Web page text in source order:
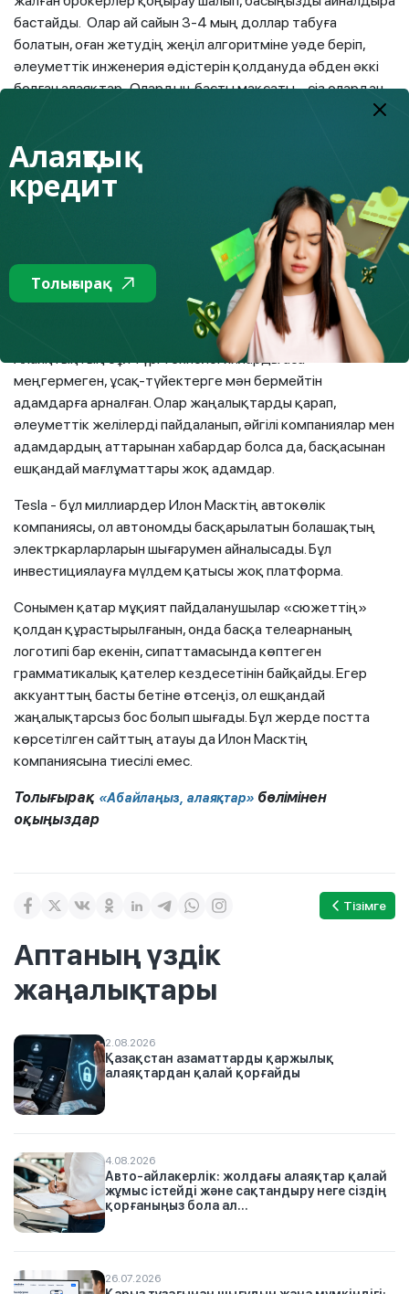
бастайды. Олар ай сайын 3-4 мың доллар табуға
болатын, оған жетудің жеңіл алгоритміне уәде беріп,
әлеуметтік инженерия әдістерін қолдануда әбден әккі
болған алаяқтар. Олардың басты мақсаты – cіз олардан
өсіп жатқаны көрсетілген жалған суреттер жіберіледі.
Егер сіз ақшаңызды шығарып алғыңыз келсе, онда
алаяқтарға алдын ала келісілген пайызды аударуыңыз
керек. Нәтижесінде бұдан да көп шығынға батасыз,
себебі сізге ақшаны, яғни уәде болған күнделікті табысты
да, бастапқы салынған инвестицияны да, қаржыны
шығарып алу пайызын да ешкім қайтармайды.
Алдағанды қалай білуге болады?
Алаяқтықтың бұл түрі технологияларды аса
меңгермеген, ұсақ-түйектерге мән бермейтін
адамдарға арналған. Олар жаңалықтарды қарап,
әлеуметтік желілерді пайдаланып, әйгілі компаниялар мен
адамдардың аттарынан хабардар болса да, басқасынан
ешқандай мағлұматтары жоқ адамдар.
Tesla - бұл миллиардер Илон Масктің автокөлік
компаниясы, ол автономды басқарылатын болашақтың
электркарларларын шығарумен айналысады. Бұл
инвестициялауға мүлдем қатысы жоқ платформа.
Сонымен қатар мұқият пайдаланушылар «сюжеттің»
қолдан құрастырылғанын, онда басқа телеарнаның
логотипі бар екенін, сипаттамасында көптеген
грамматикалық қателер кездесетінін байқайды. Егер
аккуанттың басты бетіне өтсеңіз, ол ешқандай
жаңалықтарсыз бос болып шығады. Бұл жерде постта
көрсетілген сайттың атауы да Илон Масктің
компаниясына тиесілі емес.
Толығырақ «Абайлаңыз, алаяқтар» бөлімінен
оқыңыздар
Тізімге
Аптаның үздік
жаңалықтары
2.08.2026
Қазақстан азаматтарды қаржылық
алаяқтардан қалай қорғайды
4.08.2026
Авто-айлакерлік: жолдағы алаяқтар қалай
жұмыс істейді және сақтандыру неге сіздің
қорғаныңыз бола ал...
26.07.2026
Алаяқтық
кредит
Толығырақ